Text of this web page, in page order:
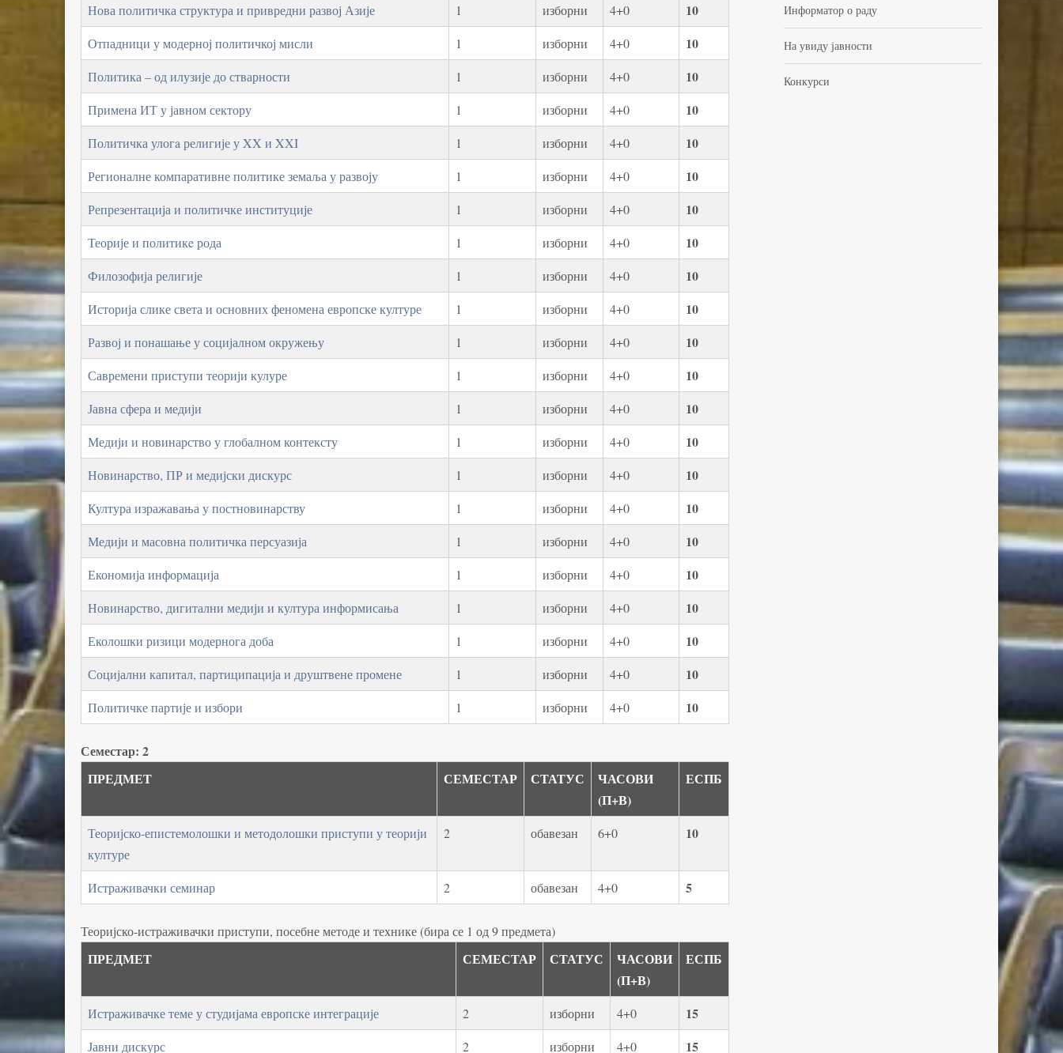
Нова политичка структура и привредни развој Азије 1 изборни 4+0 10
Отпадници у модерној политичкој мисли 1 изборни 4+0 10
Политика – од илузије до стварности 1 изборни 4+0 10
Примена ИТ у јавном сектору 1 изборни 4+0 10
Политичка улогa религије у XX и XXI 1 изборни 4+0 10
Регионалне компаративне политике земаља у развоју 1 изборни 4+0 10
Репрезентација и политичке институције 1 изборни 4+0 10
Теорије и политикe рода 1 изборни 4+0 10
Филозофија религије 1 изборни 4+0 10
Историја слике света и основних феномена европске културе 1 изборни 4+0 10
Развој и понашање у социјалном окружењу 1 изборни 4+0 10
Савремени приступи теорији кулуре 1 изборни 4+0 10
Јавна сфера и медији 1 изборни 4+0 10
Медији и новинарство у глобалном контексту 1 изборни 4+0 10
Новинарство, ПР и медијски дискурс 1 изборни 4+0 10
Култура изражавања у постновинарству 1 изборни 4+0 10
Медији и масовна политичка персуазија 1 изборни 4+0 10
Економија информација 1 изборни 4+0 10
Новинарство, дигитални медији и култура информисања 1 изборни 4+0 10
Еколошки ризици модернога доба 1 изборни 4+0 10
Социјални капитал, партиципација и друштвене промене 1 изборни 4+0 10
Политичке партије и избори 1 изборни 4+0 10
Семестар: 2
ПРЕДМЕТ
СЕМЕСТАР СТАТУС
ЧАСОВИ
(П+В)
ЕСПБ
Теоријско-епистемолошки и методолошки приступи у теорији
културе
2 обавезан 6+0 10
Истраживачки семинар 2 обавезан 4+0 5
Теоријско-истраживачки приступи, посебне методе и технике (бира се 1 од 9 предмета)
ПРЕДМЕТ СЕМЕСТАР СТАТУС
ЧАСОВИ
(П+В)
ЕСПБ
Истраживачке теме у студијама европске интеграције 2 изборни 4+0 15
Јавни дискурс 2 изборни 4+0 15
Информатор о раду
На увиду јавности
Конкурси